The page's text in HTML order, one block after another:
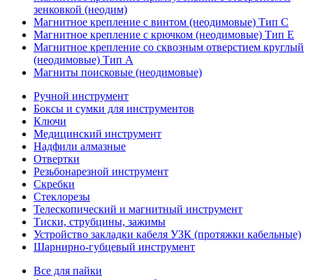
зенковкой (неодим)
Магнитное крепление с винтом (неодимовые) Тип С
Магнитное крепление с крючком (неодимовые) Тип Е
Магнитное крепление со сквозным отверстием круглый
(неодимовые) Тип А
Магниты поисковые (неодимовые)
Ручной инструмент
Боксы и сумки для инструментов
Ключи
Медицинский инструмент
Надфили алмазные
Отвертки
Резьбонарезной инструмент
Скребки
Стеклорезы
Телескопический и магнитный инструмент
Тиски, струбцины, зажимы
Устройство закладки кабеля УЗК (протяжки кабельные)
Шарнирно-губцевый инструмент
Все для пайки